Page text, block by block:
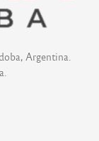
Argentina.